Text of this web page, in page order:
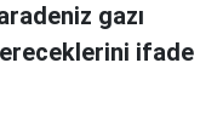
gazı
ifade